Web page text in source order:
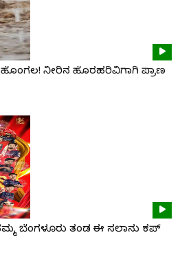
ನೀರಿನ ಹೊರಹರಿವಿಗಾಗಿ ಪ್ರಾಣ
ಬೆಂಗಳೂರು ತಂಡ ಈ ಸಲಾನು ಕಪ್